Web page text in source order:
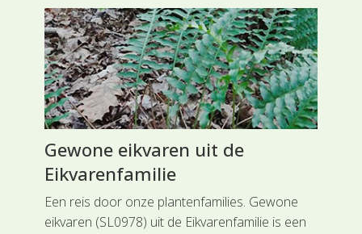
Gewone eikvaren uit de
Eikvarenfamilie
Een reis door onze plantenfamilies. Gewone
eikvaren (SL0978) uit de Eikvarenfamilie is een